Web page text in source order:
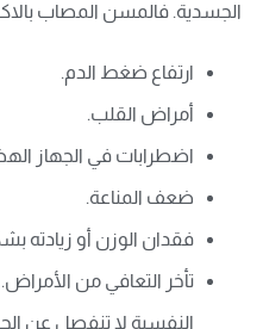
الجسدية. فالمسن المصاب
ارتفاع ضغط الدم.
أمراض القلب.
اضطرابات في الجهاز
ضعف المناعة.
فقدان الوزن أو زيادته
تأخر التعافي من
النفسية لا تنفصل عن